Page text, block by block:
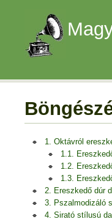
1. Oktávról
1.1.
1.2.
1.3.
2. Ereszkedő dúr
3. Pszalmodizáló
4. Sirató stílusú